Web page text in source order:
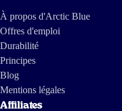
Uitstekende keuze voor vegans
door de brievenbus! Daarnaast
producten gemaakt worden met
nog meer vissen worden
Trea den Boef
À propos d'Arctic Blue
Offres d'emploi
Durabilité
Principes
Blog
Mentions légales
Affiliates